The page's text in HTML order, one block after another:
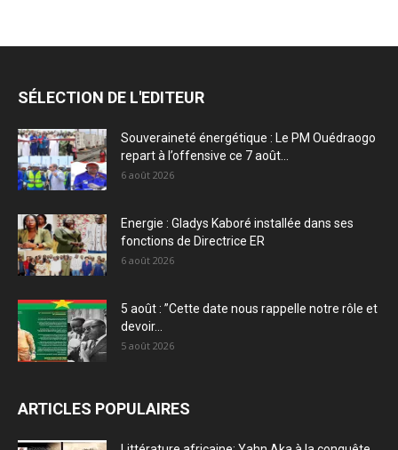
SÉLECTION DE L'EDITEUR
Souveraineté énergétique : Le PM Ouédraogo
repart à l’offensive ce 7 août...
6 août 2026
Energie : Gladys Kaboré installée dans ses
fonctions de Directrice ER
6 août 2026
5 août : ”Cette date nous rappelle notre rôle et
devoir...
5 août 2026
ARTICLES POPULAIRES